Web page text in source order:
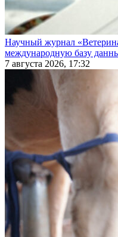
Научный журнал
международную базу
7 августа 2026, 17:32